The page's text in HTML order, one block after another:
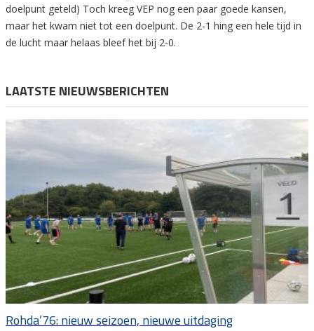
doelpunt geteld) Toch kreeg VEP nog een paar goede kansen,
maar het kwam niet tot een doelpunt. De 2-1 hing een hele tijd in
de lucht maar helaas bleef het bij 2-0.
LAATSTE NIEUWSBERICHTEN
Rohda’76: nieuw seizoen, nieuwe uitdaging